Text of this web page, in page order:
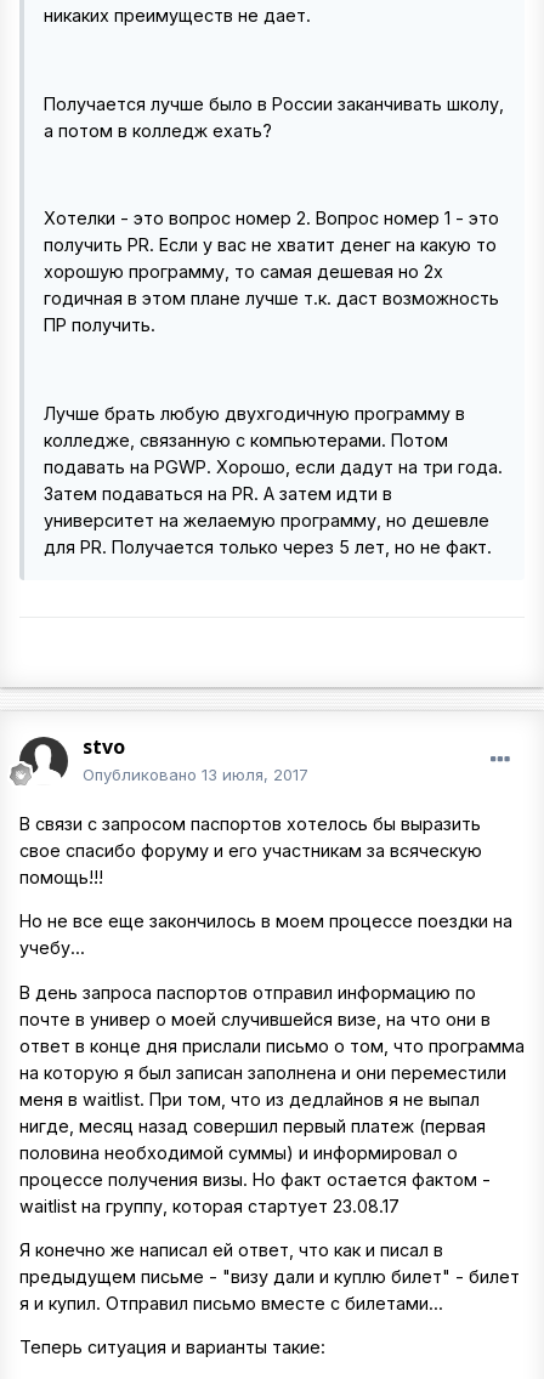
никаких преимуществ не дает.
Получается лучше было в России заканчивать школу,
а потом в колледж ехать?
Хотелки - это вопрос номер 2. Вопрос номер 1 - это
получить PR. Если у вас не хватит денег на какую то
хорошую программу, то самая дешевая но 2х
годичная в этом плане лучше т.к. даст возможность
ПР получить.
Лучше брать любую двухгодичную программу в
колледже, связанную с компьютерами. Потом
подавать на PGWP. Хорошо, если дадут на три года.
Затем подаваться на PR. А затем идти в
университет на желаемую программу, но дешевле
для PR. Получается только через 5 лет, но не факт.
stvo
Опубликовано 13 июля, 2017
В связи с запросом паспортов хотелось бы выразить
свое спасибо форуму и его участникам за всяческую
помощь!!!
Но не все еще закончилось в моем процессе поездки на
учебу...
В день запроса паспортов отправил информацию по
почте в универ о моей случившейся визе, на что они в
ответ в конце дня прислали письмо о том, что программа
на которую я был записан заполнена и они переместили
меня в waitlist. При том, что из дедлайнов я не выпал
нигде, месяц назад совершил первый платеж (первая
половина необходимой суммы) и информировал о
процессе получения визы. Но факт остается фактом -
waitlist на группу, которая стартует 23.08.17
Я конечно же написал ей ответ, что как и писал в
предыдущем письме - "визу дали и куплю билет" - билет
я и купил. Отправил письмо вместе с билетами...
Теперь ситуация и варианты такие: